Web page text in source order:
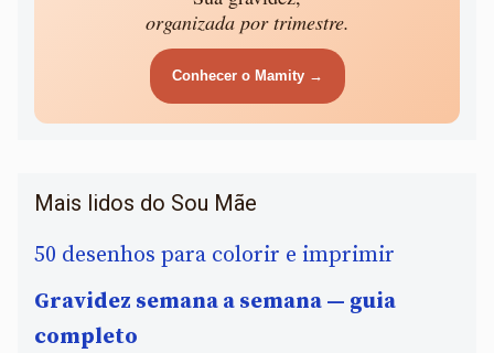
organizada por trimestre.
Conhecer o Mamity →
Mais lidos do Sou Mãe
50 desenhos para colorir e imprimir
Gravidez semana a semana — guia
completo